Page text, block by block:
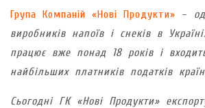
Група Компаній «Нові Продукти» –
виробників напоїв і снеків в
працює вже понад 18 років і
найбільших платників податків
Сьогодні ГК «Нові Продукти»